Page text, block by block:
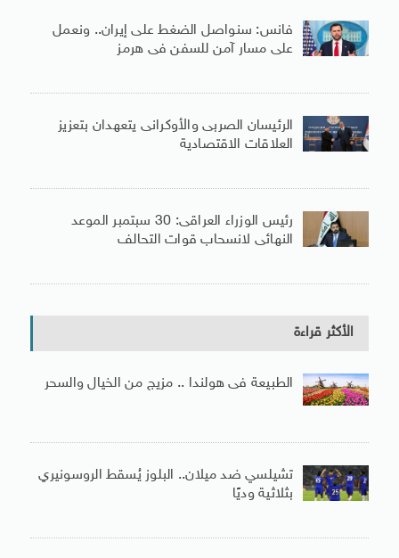
فانس: سنواصل الضغط على إيران.. ونعمل
على مسار آمن للسفن فى هرمز
الرئيسان الصربى والأوكرانى يتعهدان بتعزيز
العلاقات الاقتصادية
رئيس الوزراء العراقى: 30 سبتمبر الموعد
النهائى لانسحاب قوات التحالف
الأكثر قراءة
الطبيعة فى هولندا .. مزيج من الخيال والسحر
تشيلسي ضد ميلان.. البلوز يُسقط الروسونيري
بثلاثية وديًا